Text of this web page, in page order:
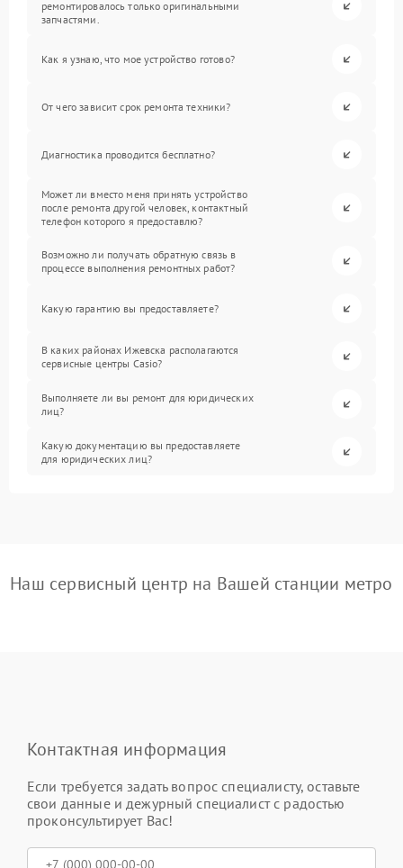
ремонтировалось только оригинальными
запчастями.
Как я узнаю, что мое устройство готово?
От чего зависит срок ремонта техники?
Диагностика проводится бесплатно?
Может ли вместо меня принять устройство
после ремонта другой человек, контактный
телефон которого я предоставлю?
Возможно ли получать обратную связь в
процессе выполнения ремонтных работ?
Какую гарантию вы предоставляете?
В каких районах Ижевска располагаются
сервисные центры Casio?
Выполняете ли вы ремонт для юридических
лиц?
Какую документацию вы предоставляете
для юридических лиц?
Наш сервисный центр на Вашей станции метро
Контактная информация
Если требуется задать вопрос специалисту, оставьте
свои данные и дежурный специалист с радостью
проконсультирует Вас!